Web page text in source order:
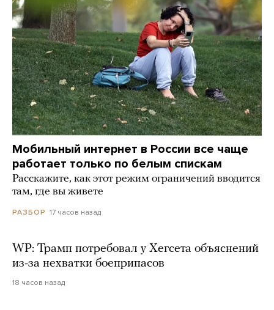
Мобильный интернет в России все чаще
работает только по белым спискам
Расскажите, как этот режим ограничений вводится
там, где вы живете
РАЗБОР 17 часов назад
WP: Трамп потребовал у Хегсета объяснений
из-за нехватки боеприпасов
18 часов назад